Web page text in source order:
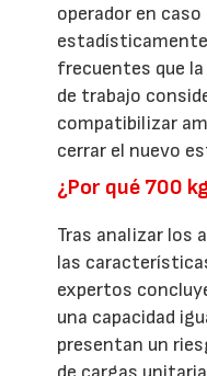
operador en
frecuentes que la
de trabajo
compatibilizar
cerrar el nuevo
¿Por qué 700
Tras analizar los
las
expertos
una capacidad
presentan un